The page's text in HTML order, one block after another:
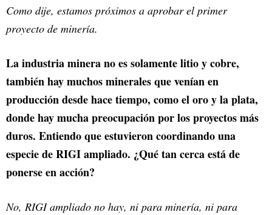
Como dije, estamos próximos a aprobar el primer
proyecto de minería.
La industria minera no es solamente litio y cobre,
también hay muchos minerales que venían en
producción desde hace tiempo, como el oro y la plata,
donde hay mucha preocupación por los proyectos más
duros. Entiendo que estuvieron coordinando una
especie de RIGI ampliado. ¿Qué tan cerca está de
ponerse en acción?
No, RIGI ampliado no hay, ni para minería, ni para